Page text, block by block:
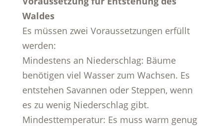
Waldes
Es müssen zwei Voraussetzungen erfüllt
werden:
Mindestens an Niederschlag: Bäume
benötigen viel Wasser zum Wachsen. Es
entstehen Savannen oder Steppen, wenn
es zu wenig Niederschlag gibt.
Mindesttemperatur: Es muss warm genug